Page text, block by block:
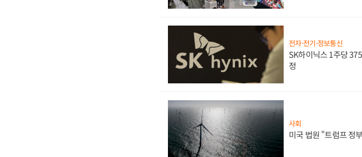
전자·전기·정보통신
SK하이닉스 1주당
정
사회
미국 법원 "트럼프 정